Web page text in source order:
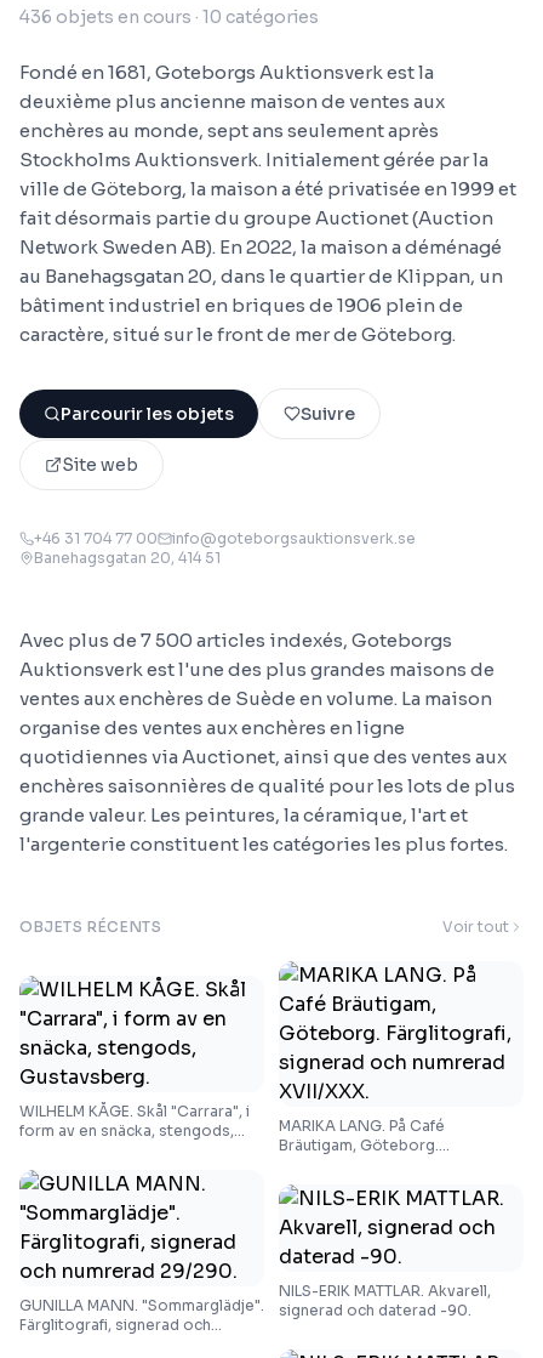
436 objets en cours · 10 catégories
Fondé en 1681, Goteborgs Auktionsverk est la
deuxième plus ancienne maison de ventes aux
enchères au monde, sept ans seulement après
Stockholms Auktionsverk. Initialement gérée par la
ville de Göteborg, la maison a été privatisée en 1999 et
fait désormais partie du groupe Auctionet (Auction
Network Sweden AB). En 2022, la maison a déménagé
au Banehagsgatan 20, dans le quartier de Klippan, un
bâtiment industriel en briques de 1906 plein de
caractère, situé sur le front de mer de Göteborg.
Parcourir les objets Suivre
Site web
+46 31 704 77 00
info@goteborgsauktionsverk.se
Banehagsgatan 20, 414 51
Avec plus de 7 500 articles indexés, Goteborgs
Auktionsverk est l'une des plus grandes maisons de
ventes aux enchères de Suède en volume. La maison
organise des ventes aux enchères en ligne
quotidiennes via Auctionet, ainsi que des ventes aux
enchères saisonnières de qualité pour les lots de plus
grande valeur. Les peintures, la céramique, l'art et
l'argenterie constituent les catégories les plus fortes.
OBJETS RÉCENTS Voir tout
WILHELM KÅGE. Skål "Carrara", i
form av en snäcka, stengods,
MARIKA LANG. På Café
Bräutigam, Göteborg.
numrerad XVII/XXX.
GUNILLA MANN. "Sommarglädje".
Färglitografi, signerad och
NILS-ERIK MATTLAR. Akvarell,
signerad och daterad -90.